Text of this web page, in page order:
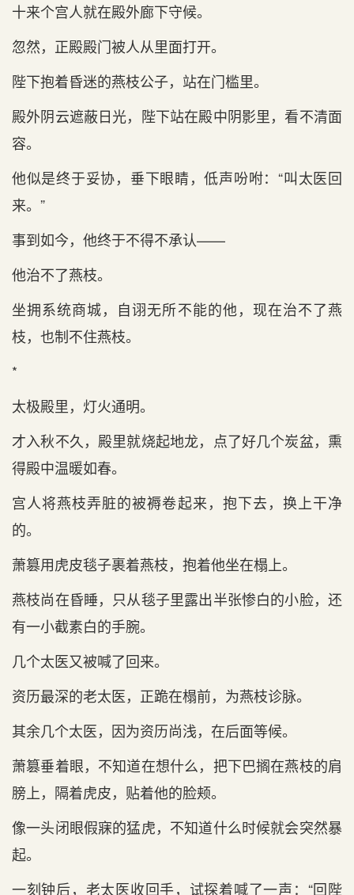
十来个宫人就在殿外廊下守候。
忽然，正殿殿门被人从里面打开。
陛下抱着昏迷的燕枝公子，站在门槛里。
殿外阴云遮蔽日光，陛下站在殿中阴影里，看不清面
容。
他似是终于妥协，垂下眼睛，低声吩咐：“叫太医回
来。”
事到如今，他终于不得不承认——
他治不了燕枝。
坐拥系统商城，自诩无所不能的他，现在治不了燕
枝，也制不住燕枝。
*
太极殿里，灯火通明。
才入秋不久，殿里就烧起地龙，点了好几个炭盆，熏
得殿中温暖如春。
宫人将燕枝弄脏的被褥卷起来，抱下去，换上干净
的。
萧篡用虎皮毯子裹着燕枝，抱着他坐在榻上。
燕枝尚在昏睡，只从毯子里露出半张惨白的小脸，还
有一小截素白的手腕。
几个太医又被喊了回来。
资历最深的老太医，正跪在榻前，为燕枝诊脉。
其余几个太医，因为资历尚浅，在后面等候。
萧篡垂着眼，不知道在想什么，把下巴搁在燕枝的肩
膀上，隔着虎皮，贴着他的脸颊。
像一头闭眼假寐的猛虎，不知道什么时候就会突然暴
起。
一刻钟后，老太医收回手，试探着喊了一声：“回陛